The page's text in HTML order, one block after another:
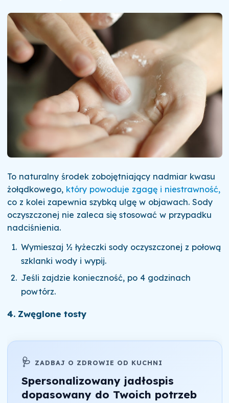
To naturalny środek zobojętniający nadmiar kwasu
żołądkowego, który powoduje zgagę i niestrawność,
co z kolei zapewnia szybką ulgę w objawach. Sody
oczyszczonej nie zaleca się stosować w przypadku
nadciśnienia.
Wymieszaj ½ łyżeczki sody oczyszczonej z połową
szklanki wody i wypij.
Jeśli zajdzie konieczność, po 4 godzinach
powtórz.
4. Zwęglone tosty
🩺 ZADBAJ O ZDROWIE OD KUCHNI
Spersonalizowany jadłospis
dopasowany do Twoich potrzeb